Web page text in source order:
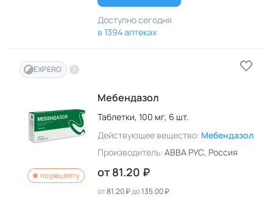
Доступно сегодня
в 1394 аптеках
EXPERO
по рецепту
Мебендазол
Таблетки, 100 мг, 6 шт.
Действующее вещество: Мебендазол
Производитель: АВВА РУС, Россия
от 81.20 ₽
от81.20 ₽до135.00 ₽